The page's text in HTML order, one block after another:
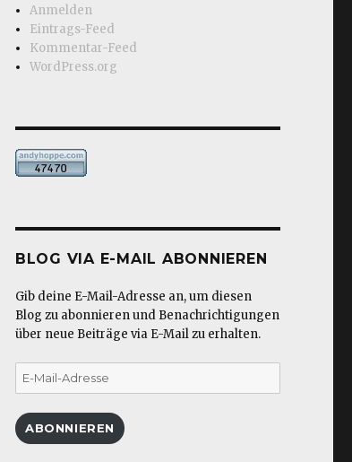
Anmelden
Eintrags-Feed
Kommentar-Feed
WordPress.org
BLOG VIA E-MAIL ABONNIEREN
Gib deine E-Mail-Adresse an, um diesen
Blog zu abonnieren und Benachrichtigungen
über neue Beiträge via E-Mail zu erhalten.
E-
Mail-
ABONNIEREN